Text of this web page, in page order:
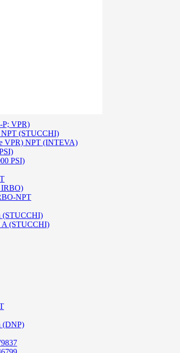
SS 316
P; VPR)
NPT (STUCCHI)
VPR) NPT (INTEVA)
PSI)
IRBO)
NPT
(STUCCHI)
A (STUCCHI)
(DNP)